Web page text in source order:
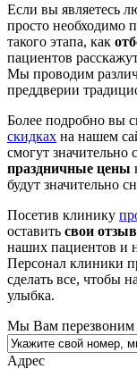
Если вы являетесь
просто необходимо
такого этапа, как
пациентов
Мы проводим
преддверии
Более подробно вы
скидках на нашем
смогут значительно
праздничные цены
будут значительно
Посетив клинику
оставить свои
наших пациентов и
Персонал клиники
сделать все, чтобы
улыбка.
Мы Вам перезвоним
Адрес